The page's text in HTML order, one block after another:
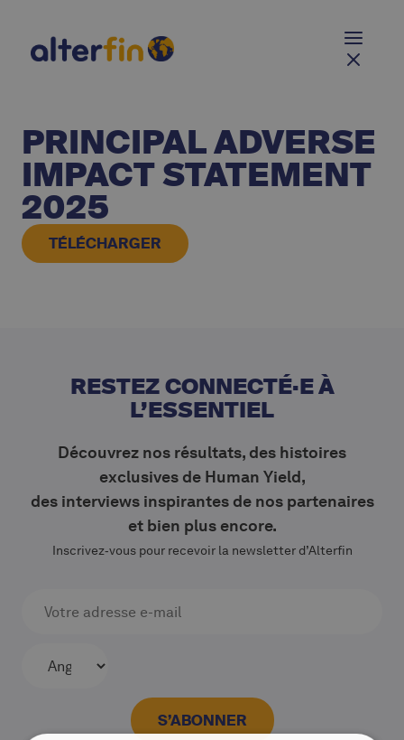
PRINCIPAL ADVERSE
IMPACT STATEMENT
2025
TÉLÉCHARGER
RESTEZ CONNECTÉ·E À
L’ESSENTIEL
Découvrez nos résultats, des histoires
exclusives de Human Yield,
des interviews inspirantes de nos partenaires
et bien plus encore.
Inscrivez‑vous pour recevoir la newsletter d’Alterfin